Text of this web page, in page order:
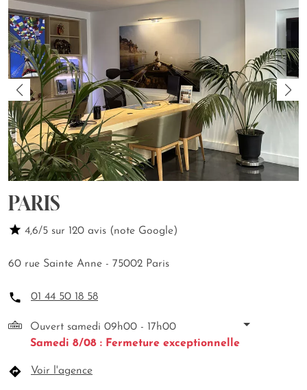
PARIS
4,6/5 sur 120 avis (note Google)
60 rue Sainte Anne - 75002 Paris
01 44 50 18 58
Ouvert samedi 09h00 - 17h00
Samedi 8/08 : Fermeture exceptionnelle
Voir l'agence